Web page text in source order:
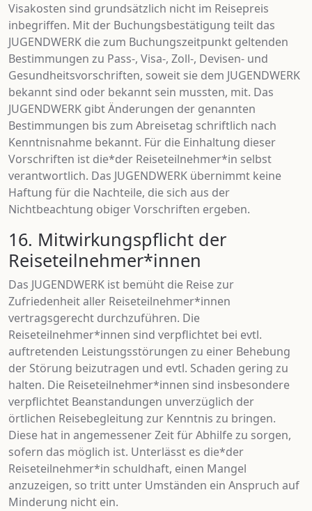
Visakosten sind grundsätzlich nicht im Reisepreis
inbegriffen. Mit der Buchungsbestätigung teilt das
JUGENDWERK die zum Buchungszeitpunkt geltenden
Bestimmungen zu Pass-, Visa-, Zoll-, Devisen- und
Gesundheitsvorschriften, soweit sie dem JUGENDWERK
bekannt sind oder bekannt sein mussten, mit. Das
JUGENDWERK gibt Änderungen der genannten
Bestimmungen bis zum Abreisetag schriftlich nach
Kenntnisnahme bekannt. Für die Einhaltung dieser
Vorschriften ist die*der Reiseteilnehmer*in selbst
verantwortlich. Das JUGENDWERK übernimmt keine
Haftung für die Nachteile, die sich aus der
Nichtbeachtung obiger Vorschriften ergeben.
16. Mitwirkungspflicht der
Reiseteilnehmer*innen
Das JUGENDWERK ist bemüht die Reise zur
Zufriedenheit aller Reiseteilnehmer*innen
vertragsgerecht durchzuführen. Die
Reiseteilnehmer*innen sind verpflichtet bei evtl.
auftretenden Leistungsstörungen zu einer Behebung
der Störung beizutragen und evtl. Schaden gering zu
halten. Die Reiseteilnehmer*innen sind insbesondere
verpflichtet Beanstandungen unverzüglich der
örtlichen Reisebegleitung zur Kenntnis zu bringen.
Diese hat in angemessener Zeit für Abhilfe zu sorgen,
sofern das möglich ist. Unterlässt es die*der
Reiseteilnehmer*in schuldhaft, einen Mangel
anzuzeigen, so tritt unter Umständen ein Anspruch auf
Minderung nicht ein.